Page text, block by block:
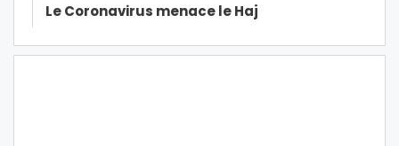
Le Coronavirus menace le Haj